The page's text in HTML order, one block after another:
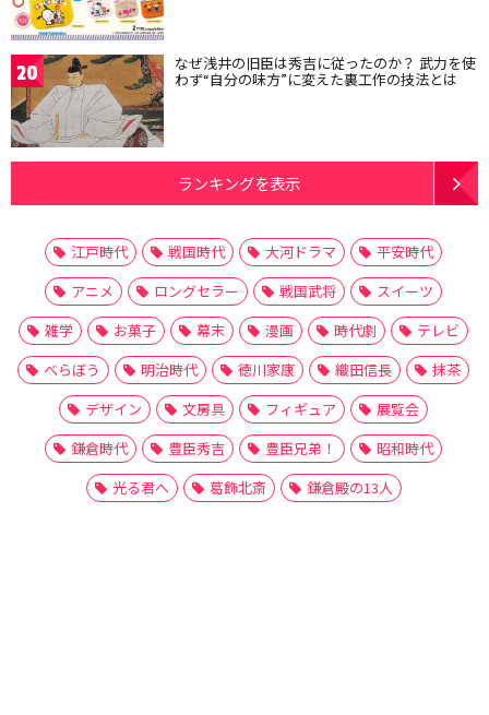
20 なぜ浅井の旧臣は秀吉に従ったのか？ 武力を使
わず“自分の味方”に変えた裏工作の技法とは
ランキングを表示
江戸時代 戦国時代 大河ドラマ
平安時代
アニメ
ロングセラー 戦国武将
スイーツ
雑学
お菓子 幕末 漫画 時代劇
テレビ
べらぼう
明治時代 徳川家康 織田信長
抹茶
デザイン
文房具 フィギュア
展覧会
鎌倉時代
豊臣秀吉 豊臣兄弟！
昭和時代
光る君へ
葛飾北斎 鎌倉殿の13人